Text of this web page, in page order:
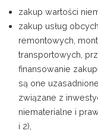
zakup wartości
zakup usług
remontowych,
transportowych,
finansowanie
są one
związane z
niematerialne i
i 2),